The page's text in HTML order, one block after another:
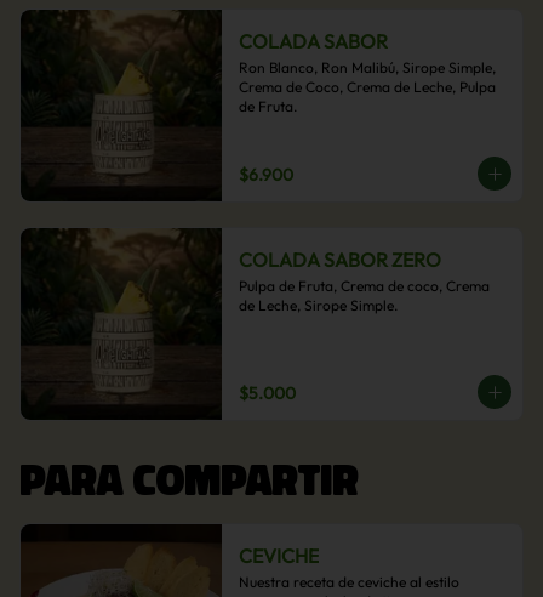
COLADA SABOR
Ron Blanco, Ron Malibú, Sirope Simple,
Crema de Coco, Crema de Leche, Pulpa
de Fruta.
$6.900
COLADA SABOR ZERO
Pulpa de Fruta, Crema de coco, Crema
de Leche, Sirope Simple.
$5.000
PARA COMPARTIR
CEVICHE
Nuestra receta de ceviche al estilo